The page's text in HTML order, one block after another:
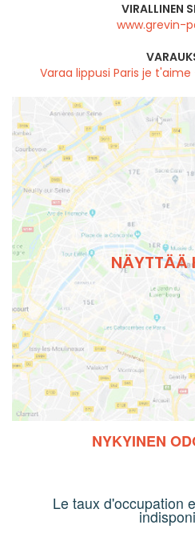
VIRALLINEN
www.grevin-
Varaa lippusi Paris je
NÄYTTÄÄ
NYKYINEN
Le taux d'occupation